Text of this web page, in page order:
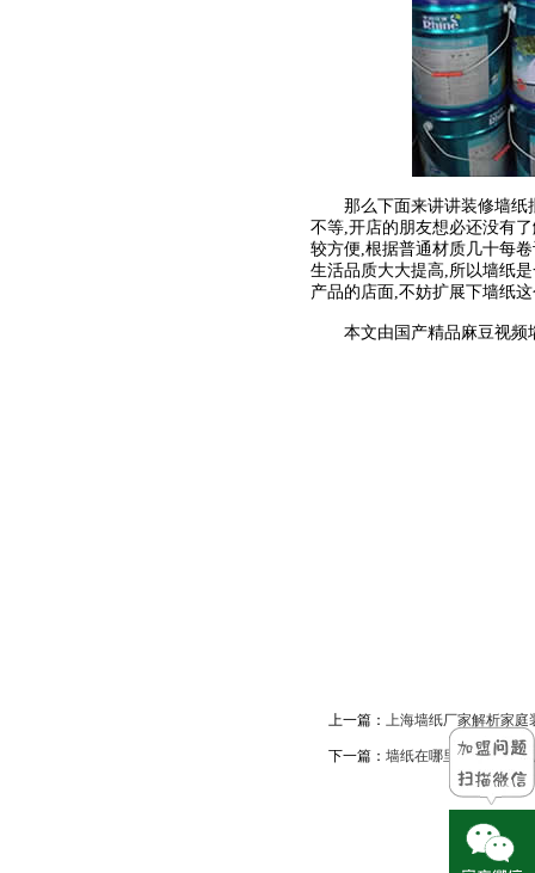
那么下面来讲讲装修墙纸批
不等,开店的朋友想必还没有
较方便,根据普通材质几十每卷
生活品质大大提高,所以墙纸
产品的店面,不妨扩展下墙纸
本文由国产精品麻豆视频墙
上一篇： 上海墙纸厂家解析家庭
下一篇： 墙纸在哪里批发,开墙